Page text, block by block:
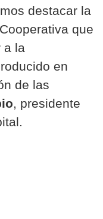
destacar la
que
a la
en
de las
, presidente